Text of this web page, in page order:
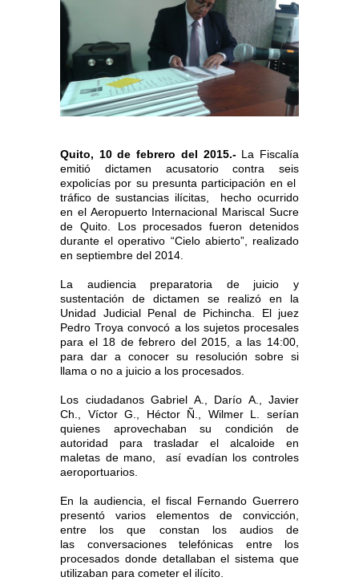
Quito, 10 de febrero del 2015.- La Fiscalía
emitió dictamen acusatorio contra seis
expolicías por su presunta participación en el
tráfico de sustancias ilícitas, hecho ocurrido
en el Aeropuerto Internacional Mariscal Sucre
de Quito. Los procesados fueron detenidos
durante el operativo “Cielo abierto”, realizado
en septiembre del 2014.
La audiencia preparatoria de juicio y
sustentación de dictamen se realizó en la
Unidad Judicial Penal de Pichincha. El juez
Pedro Troya convocó a los sujetos procesales
para el 18 de febrero del 2015, a las 14:00,
para dar a conocer su resolución sobre si
llama o no a juicio a los procesados.
Los ciudadanos Gabriel A., Darío A., Javier
Ch., Víctor G., Héctor Ñ., Wilmer L. serían
quienes aprovechaban su condición de
autoridad para trasladar el alcaloide en
maletas de mano, así evadían los controles
aeroportuarios.
En la audiencia, el fiscal Fernando Guerrero
presentó varios elementos de convicción,
entre los que constan los audios de
las conversaciones telefónicas entre los
procesados donde detallaban el sistema que
utilizaban para cometer el ilícito.